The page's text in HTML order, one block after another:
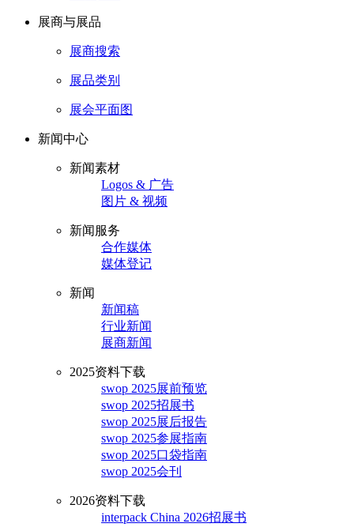
展商与展品
展商搜索
展品类别
展会平面图
新闻中心
新闻素材
Logos & 广告
图片 & 视频
新闻服务
合作媒体
媒体登记
新闻
新闻稿
行业新闻
展商新闻
2025资料下载
swop 2025展前预览
swop 2025招展书
swop 2025展后报告
swop 2025参展指南
swop 2025口袋指南
swop 2025会刊
2026资料下载
interpack China 2026招展书